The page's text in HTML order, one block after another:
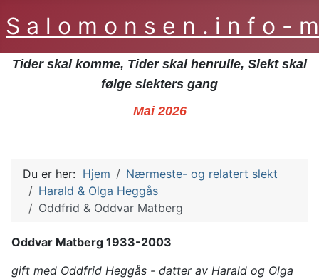
S a l o m o n s e n . i n f o -
Tider skal komme, Tider skal henrulle, Slekt skal
følge slekters gang
Mai 2026
Du er her: Hjem
Nærmeste- og relatert slekt
Harald & Olga Heggås
Oddfrid & Oddvar Matberg
Oddvar Matberg 1933-2003
gift med Oddfrid Heggås - datter av Harald og Olga